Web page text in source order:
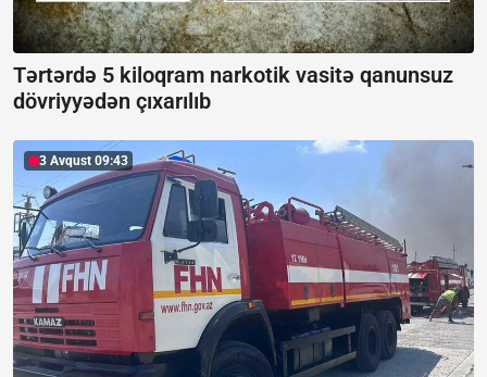
Tərtərdə 5 kiloqram narkotik vasitə qanunsuz
dövriyyədən çıxarılıb
3 Avqust 09:43